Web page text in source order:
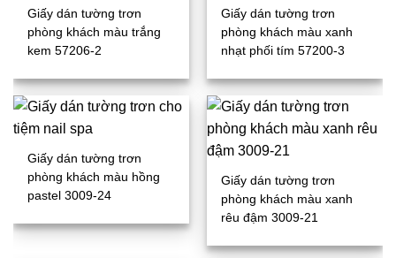
Giấy dán tường trơn
phòng khách màu trắng
kem 57206-2
Giấy dán tường trơn
phòng khách màu xanh
nhạt phối tím 57200-3
Giấy dán tường trơn
phòng khách màu hồng
pastel 3009-24
Giấy dán tường trơn
phòng khách màu xanh
rêu đậm 3009-21